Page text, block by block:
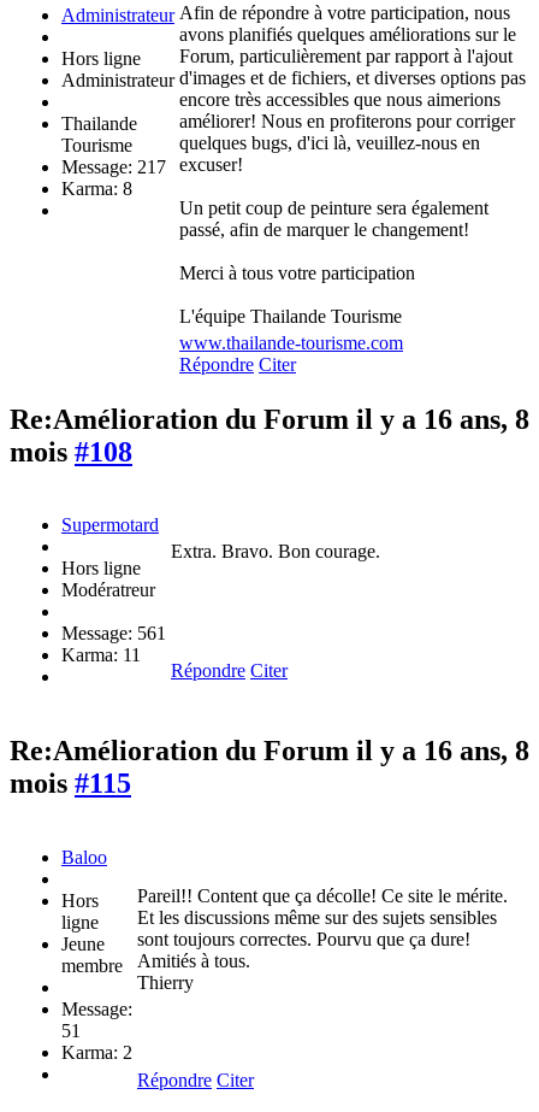
Administrateur
Hors ligne
Administrateur
Thailande
Tourisme
Message: 217
Karma: 8
Afin de répondre à votre participation, nous
avons planifiés quelques améliorations sur le
Forum, particulièrement par rapport à l'ajout
d'images et de fichiers, et diverses options pas
encore très accessibles que nous aimerions
améliorer! Nous en profiterons pour corriger
quelques bugs, d'ici là, veuillez-nous en
excuser!
Un petit coup de peinture sera également
passé, afin de marquer le changement!
Merci à tous votre participation
L'équipe Thailande Tourisme
www.thailande-tourisme.com
Répondre Citer
Re:Amélioration du Forum il y a 16 ans, 8
mois #108
Supermotard
Hors ligne
Modératreur
Message: 561
Karma: 11
Extra. Bravo. Bon courage.
Répondre Citer
Re:Amélioration du Forum il y a 16 ans, 8
mois #115
Baloo
Hors
ligne
Jeune
membre
Message:
51
Karma: 2
Pareil!! Content que ça décolle! Ce site le mérite.
Et les discussions même sur des sujets sensibles
sont toujours correctes. Pourvu que ça dure!
Amitiés à tous.
Thierry
Répondre Citer